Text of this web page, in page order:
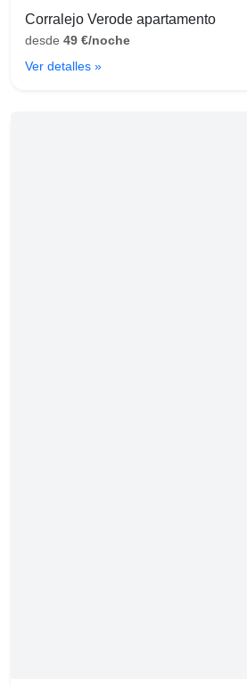
Corralejo Verode apartamento
desde 49 €/noche
Ver detalles »